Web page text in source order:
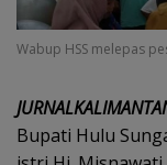
Wabup HSS melepas
Bupati Hulu